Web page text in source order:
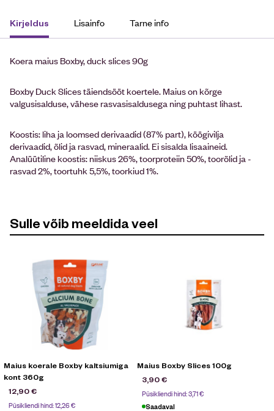
Kirjeldus Lisainfo Tarne info
Koera maius Boxby, duck slices 90g
Boxby Duck Slices täiendsööt koertele. Maius on kõrge
valgusisalduse, vähese rasvasisaldusega ning puhtast lihast.
Koostis: liha ja loomsed derivaadid (87% part), köögivilja
derivaadid, õlid ja rasvad, mineraalid. Ei sisalda lisaaineid.
Analüütiline koostis: niiskus 26%, toorproteiin 50%, toorõlid ja -
rasvad 2%, toortuhk 5,5%, toorkiud 1%.
Sulle võib meeldida veel
Maius koerale Boxby kaltsiumiga
kont 360g
12,90€
Püsikliendi hind:12,26€
Maius Boxby Slices 100g
3,90€
Püsikliendi hind:3,71€
Saadaval